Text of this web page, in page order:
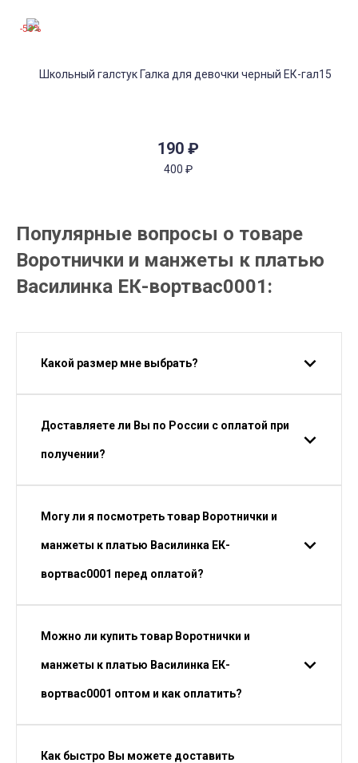
190 ₽
400 ₽
-53%
Популярные вопросы о товаре
Воротнички и манжеты к платью
Василинка ЕК-вортвас0001:
Какой размер мне выбрать?
Доставляете ли Вы по России с оплатой при
получении?
Могу ли я посмотреть товар Воротнички и
манжеты к платью Василинка ЕК-
вортвас0001 перед оплатой?
Можно ли купить товар Воротнички и
манжеты к платью Василинка ЕК-
вортвас0001 оптом и как оплатить?
Как быстро Вы можете доставить